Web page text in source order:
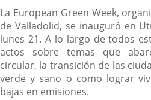
La European Green Week,
de Valladolid, se inauguró en
lunes 21. A lo largo de todos
actos sobre temas que
circular, la transición de las
verde y sano o como lograr
bajas en emisiones.